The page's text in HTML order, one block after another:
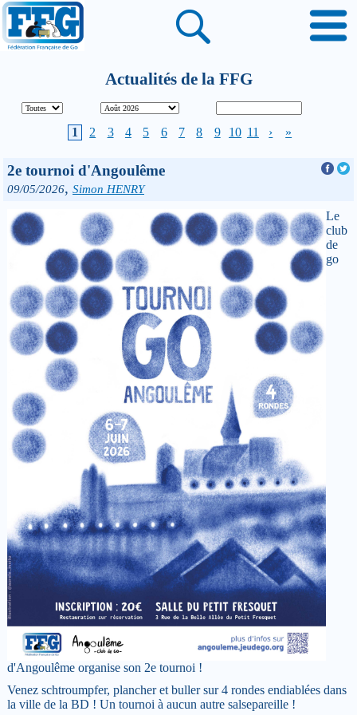
Actualités de la FFG
1 2 3 4 5 6 7 8 9 10 11 › »
2e tournoi d'Angoulême
09/05/2026, Simon HENRY
Le
club
de
go
d'Angoulême organise son 2e tournoi !
Venez schtroumpfer, plancher et buller sur 4 rondes endiablées dans
la ville de la BD ! Un tournoi à aucun autre salsepareille !